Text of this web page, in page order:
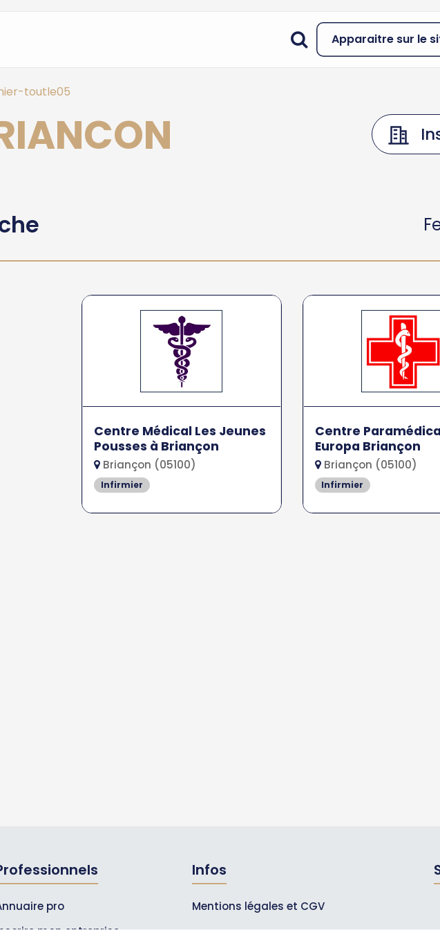
Apparaitre sur le
toutle05
Centre Médical Les Jeunes
Pousses à Briançon
Briançon (05100)
Infirmier
Centre
Europa Briançon
Briançon (05100)
Infirmier
pro
Infos
Mentions légales et CGV